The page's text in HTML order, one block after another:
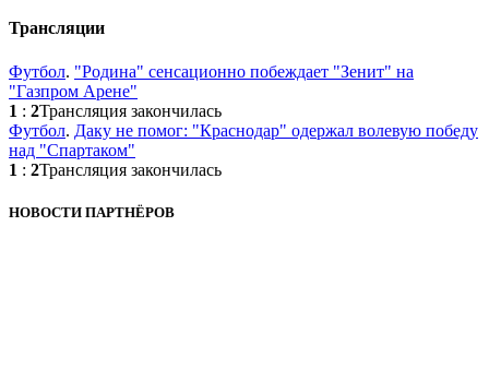
Трансляции
Футбол. "Родина" сенсационно побеждает "Зенит" на
"Газпром Арене"
1 : 2Трансляция закончилась
Футбол. Даку не помог: "Краснодар" одержал волевую победу
над "Спартаком"
1 : 2Трансляция закончилась
НОВОСТИ ПАРТНЁРОВ